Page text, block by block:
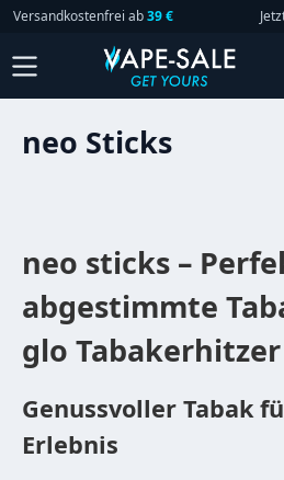
Zum Hauptinhalt springen
Versandkostenfrei ab39 €
neo Sticks
neo sticks –
abgestimmte
glo Tabakerhitzer
Genussvoller Tabak
Erlebnis